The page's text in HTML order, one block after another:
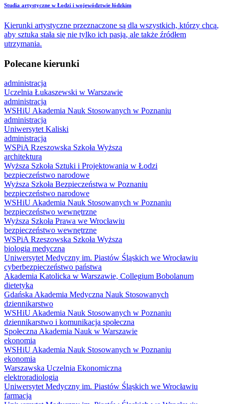
​Studia artystyczne w Łodzi i województwie łódzkim
Kierunki artystyczne przeznaczone są dla wszystkich, którzy chcą,
aby sztuka stała się nie tylko ich pasją, ale także źródłem
utrzymania.
Polecane kierunki
administracja
Uczelnia Łukaszewski w Warszawie
administracja
WSHiU Akademia Nauk Stosowanych w Poznaniu
administracja
Uniwersytet Kaliski
administracja
WSPiA Rzeszowska Szkoła Wyższa
architektura
Wyższa Szkoła Sztuki i Projektowania w Łodzi
bezpieczeństwo narodowe
Wyższa Szkoła Bezpieczeństwa w Poznaniu
bezpieczeństwo narodowe
WSHiU Akademia Nauk Stosowanych w Poznaniu
bezpieczeństwo wewnętrzne
Wyższa Szkoła Prawa we Wrocławiu
bezpieczeństwo wewnętrzne
WSPiA Rzeszowska Szkoła Wyższa
biologia medyczna
Uniwersytet Medyczny im. Piastów Śląskich we Wrocławiu
cyberbezpieczeństwo państwa
Akademia Katolicka w Warszawie, Collegium Bobolanum
dietetyka
Gdańska Akademia Medyczna Nauk Stosowanych
dziennikarstwo
WSHiU Akademia Nauk Stosowanych w Poznaniu
dziennikarstwo i komunikacja społeczna
Społeczna Akademia Nauk w Warszawie
ekonomia
WSHiU Akademia Nauk Stosowanych w Poznaniu
ekonomia
Warszawska Uczelnia Ekonomiczna
elektroradiologia
Uniwersytet Medyczny im. Piastów Śląskich we Wrocławiu
farmacja